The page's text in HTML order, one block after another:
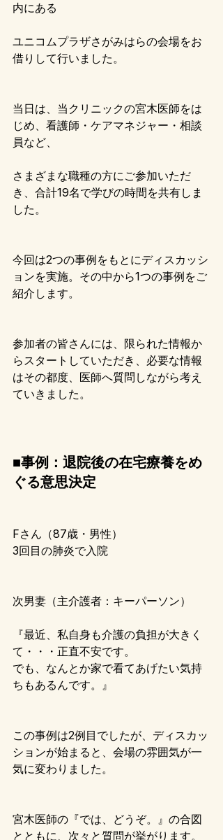
内にある
ユニコムプラザさがみはらの会場をお
借りして行いました。
当日は、当クリニックの宮木医師をは
じめ、看護師・ケアマネジャー・相談
員など、
さまざまな職種の方にご参加いただ
き、合計19名で学びの時間を共有しま
した。
今回は2つの事例をもとにディスカッシ
ョンを実施。その中から1つの事例をご
紹介します。
参加者の皆さんには、限られた情報か
らスタートしていただき、必要な情報
はその都度、医師へ質問しながら考え
ていきました。
■事例：退院後の在宅療養をめ
ぐる意思決定
Fさん（87歳・男性）
3回目の肺炎で入院
次男妻（主介護者：キーパーソン）
『最近、私自身も介護の負担が大きく
て・・・正直不安です。
でも、なんとか家で看てあげたい気持
ちもあるんです。』
この事例は2例目でしたが、ディスカッ
ションが始まると、会場の雰囲気が一
気に変わりました。
宮木医師の『では、どうぞ。』の合図
とともに、次々と質問が挙がります。